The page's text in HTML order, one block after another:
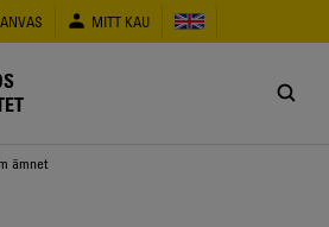
MITT KAU
ämnet